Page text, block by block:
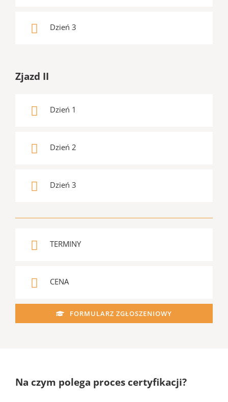
Dzień 3
Zjazd II
Dzień 1
Dzień 2
Dzień 3
TERMINY
CENA
FORMULARZ ZGŁOSZENIOWY
Na czym polega proces certyfikacji?